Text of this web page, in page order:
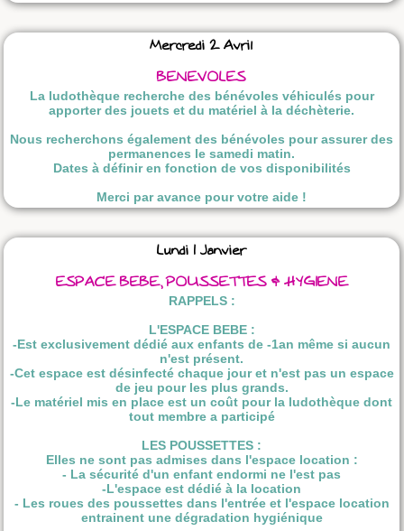
Mercredi 2 Avril
BENEVOLES
La ludothèque recherche des bénévoles véhiculés pour
apporter des jouets et du matériel à la déchèterie.
Nous recherchons également des bénévoles pour assurer des
permanences le samedi matin.
Dates à définir en fonction de vos disponibilités
Merci par avance pour votre aide !
Lundi 1 Janvier
ESPACE BEBE, POUSSETTES & HYGIENE
RAPPELS :
L'ESPACE BEBE :
-Est exclusivement dédié aux enfants de -1an même si aucun
n'est présent.
-Cet espace est désinfecté chaque jour et n'est pas un espace
de jeu pour les plus grands.
-Le matériel mis en place est un coût pour la ludothèque dont
tout membre a participé
LES POUSSETTES :
Elles ne sont pas admises dans l'espace location :
- La sécurité d'un enfant endormi ne l'est pas
-L'espace est dédié à la location
- Les roues des poussettes dans l'entrée et l'espace location
entrainent une dégradation hygiénique